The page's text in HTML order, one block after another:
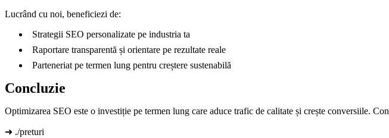
Lucrând cu noi, beneficiezi de:
Strategii SEO personalizate pe industria ta
Raportare transparentă și orientare pe rezultate reale
Parteneriat pe termen lung pentru creștere sustenabilă
Concluzie
Optimizarea SEO este o investiție pe termen lung care aduce trafic de calitate și crește conversiile.
➜ ./preturi